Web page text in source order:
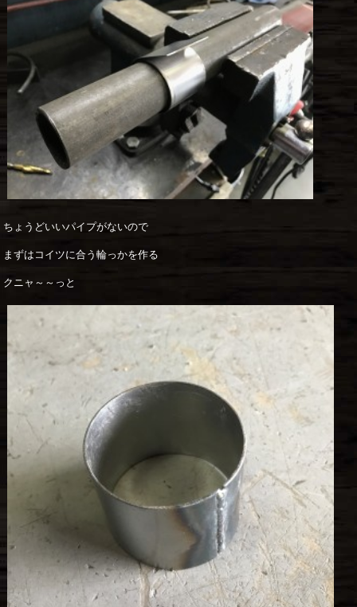
ちょうどいいパイプがないので
まずはコイツに合う輪っかを作る
クニャ～～っと